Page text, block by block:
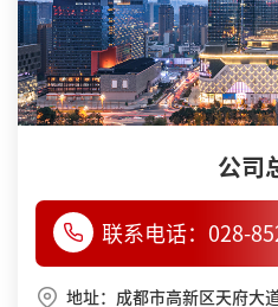
公司
联系电话： 028-
地址：成都市高新区天府大